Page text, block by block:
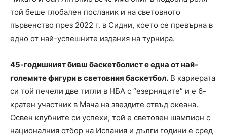
той беше глобален посланик и на световното
първенство през 2022 г. в Сидни, което се превърна в
едно от най-успешните издания на турнира.
45-годишният бивш баскетболист е една от най-
големите фигури в световния баскетбол. В кариерата
си той печели две титли в НБА с “езерняците” и е 6-
кратен участник в Мача на звездите отвъд океана.
Освен клубните си успехи, той е световен шампион с
националния отбор на Испания и дълги години е сред